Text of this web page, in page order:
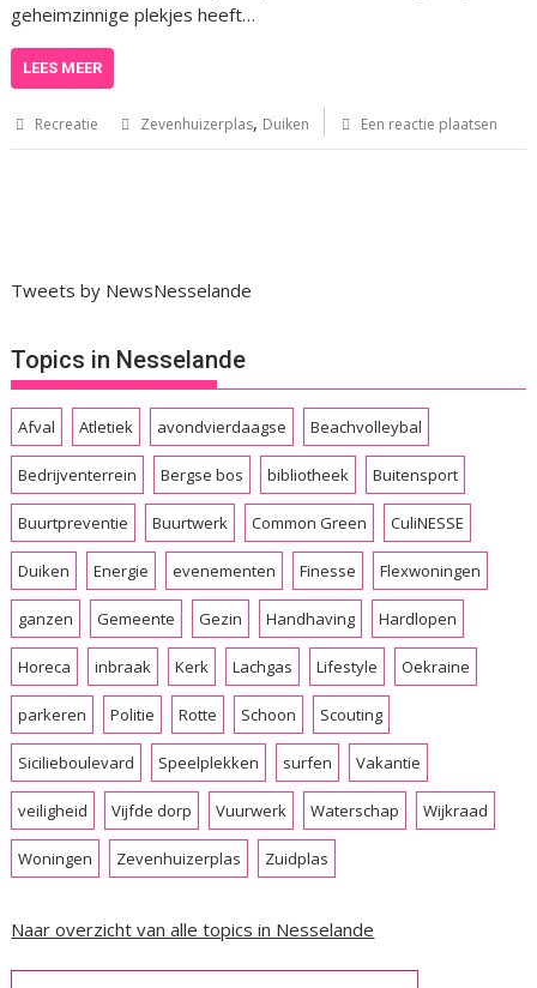
geheimzinnige plekjes heeft…
LEES MEER
Recreatie Zevenhuizerplas, Duiken Een reactie plaatsen
Tweets by NewsNesselande
Topics in Nesselande
Afval Atletiek avondvierdaagse Beachvolleybal
Bedrijventerrein Bergse bos bibliotheek Buitensport
Buurtpreventie Buurtwerk Common Green CuliNESSE
Duiken Energie evenementen Finesse Flexwoningen
ganzen Gemeente Gezin Handhaving Hardlopen
Horeca inbraak Kerk Lachgas Lifestyle Oekraine
parkeren Politie Rotte Schoon Scouting
Sicilieboulevard Speelplekken surfen Vakantie
veiligheid Vijfde dorp Vuurwerk Waterschap Wijkraad
Woningen Zevenhuizerplas Zuidplas
Naar overzicht van alle topics in Nesselande